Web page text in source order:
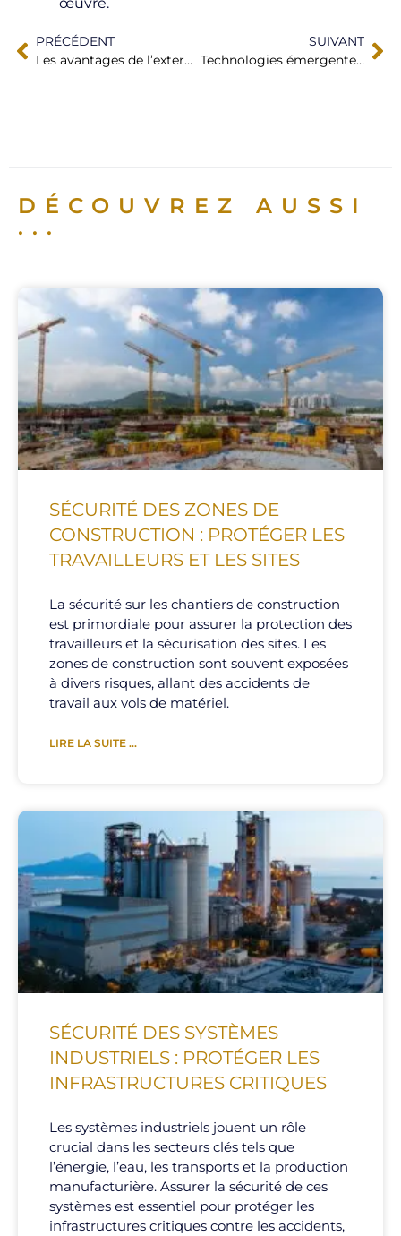
œuvre.
PRÉCÉDENT
Les avantages de l’externalisation de la sécurité pour les PME : Pourquoi est-ce une stratégie gagnante ?
SUIVANT
Technologies émergentes dans la sécurité privée : Révolutionner la protection des entreprises
DÉCOUVREZ AUSSI
...
SÉCURITÉ DES ZONES DE
CONSTRUCTION : PROTÉGER LES
TRAVAILLEURS ET LES SITES
La sécurité sur les chantiers de construction
est primordiale pour assurer la protection des
travailleurs et la sécurisation des sites. Les
zones de construction sont souvent exposées
à divers risques, allant des accidents de
travail aux vols de matériel.
LIRE LA SUITE ...
SÉCURITÉ DES SYSTÈMES
INDUSTRIELS : PROTÉGER LES
INFRASTRUCTURES CRITIQUES
Les systèmes industriels jouent un rôle
crucial dans les secteurs clés tels que
l’énergie, l’eau, les transports et la production
manufacturière. Assurer la sécurité de ces
systèmes est essentiel pour protéger les
infrastructures critiques contre les accidents,